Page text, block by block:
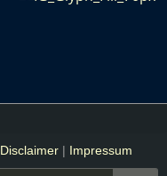
Disclaimer| Impressum